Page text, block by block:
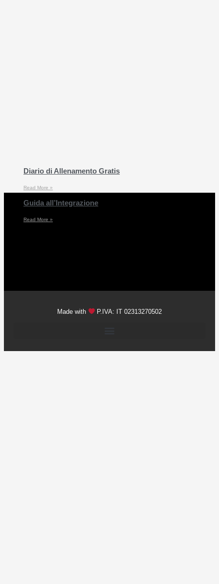
Diario di Allenamento Gratis
Read More »
Guida all’Integrazione
Read More »
Made with P.IVA: IT 02313270502